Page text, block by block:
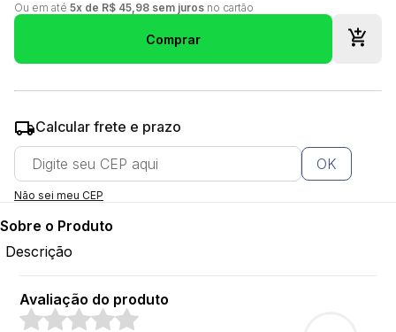
Ou em até 5x de R$ 45,98 sem juros no cartão
Comprar
Calcular frete e prazo
OK
Não sei meu CEP
Sobre o Produto
Descrição
Avaliação do produto